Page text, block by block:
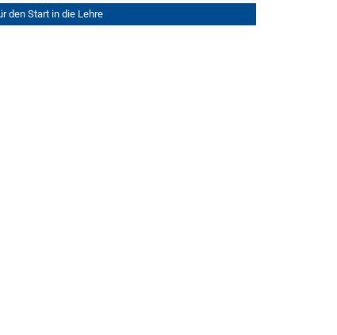
den Start in die Lehre